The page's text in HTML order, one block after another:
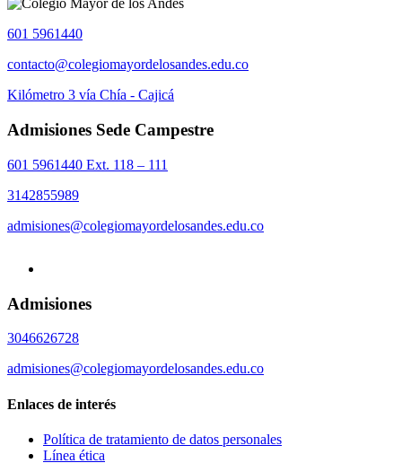
601 5961440
contacto@colegiomayordelosandes.edu.co
Kilómetro 3 vía Chía - Cajicá
Admisiones Sede Campestre
601 5961440 Ext. 118 – 111
3142855989
admisiones@colegiomayordelosandes.edu.co
Admisiones
3046626728
admisiones@colegiomayordelosandes.edu.co
Enlaces de interés
Política de tratamiento de datos personales
Línea ética